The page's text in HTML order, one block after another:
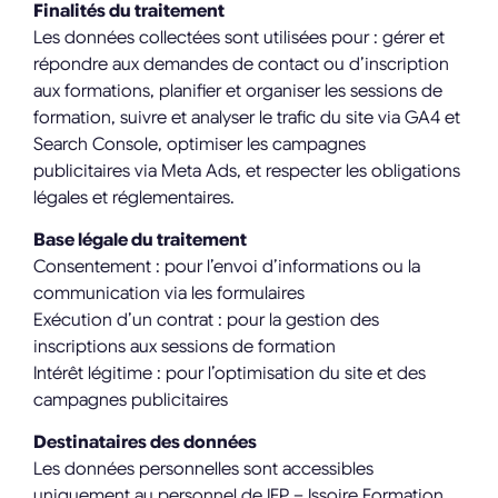
Finalités du traitement
Les données collectées sont utilisées pour : gérer et
répondre aux demandes de contact ou d’inscription
aux formations, planifier et organiser les sessions de
formation, suivre et analyser le trafic du site via GA4 et
Search Console, optimiser les campagnes
publicitaires via Meta Ads, et respecter les obligations
légales et réglementaires.
Base légale du traitement
Consentement : pour l’envoi d’informations ou la
communication via les formulaires
Exécution d’un contrat : pour la gestion des
inscriptions aux sessions de formation
Intérêt légitime : pour l’optimisation du site et des
campagnes publicitaires
Destinataires des données
Les données personnelles sont accessibles